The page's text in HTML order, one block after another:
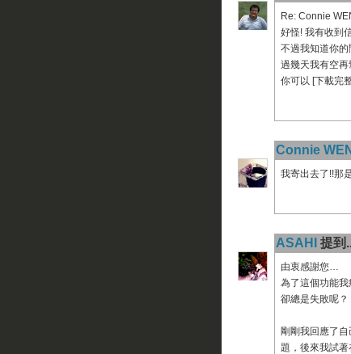
Re: Connie
好怪! 我有收到
不過我知道你
過幾天我有空再
你可以 [下載完
Connie WEN
我寄出去了!!那
ASAHI 提到
由衷感謝您…
為了這個功能
卻總是失敗呢？
剛剛我回應了
題，後來我試